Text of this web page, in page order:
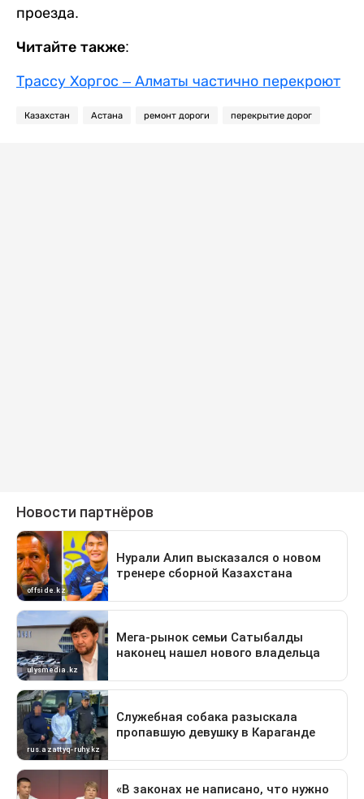
проезда.
Читайте также:
Трассу Хоргос – Алматы частично перекроют
Казахстан Астана ремонт дороги перекрытие дорог